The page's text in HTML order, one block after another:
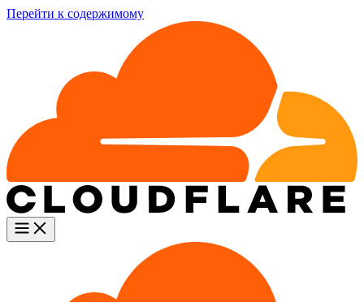
Перейти к содержимому